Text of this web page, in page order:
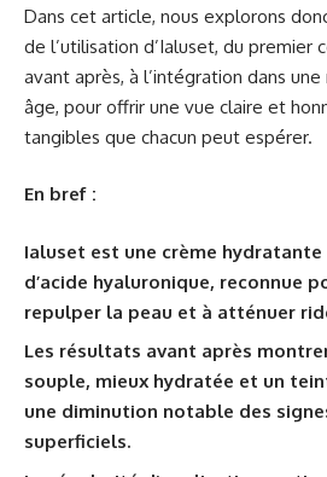
Dans cet article, nous explorons
de l’utilisation d’Ialuset, du premier
avant après, à l’intégration dans
âge, pour offrir une vue claire et
tangibles que chacun peut espérer.
En bref :
Ialuset est une crème
d’acide hyaluronique, reconnue
repulper la peau et à atténuer
Les résultats avant après
souple, mieux hydratée et un
une diminution notable des
superficiels.